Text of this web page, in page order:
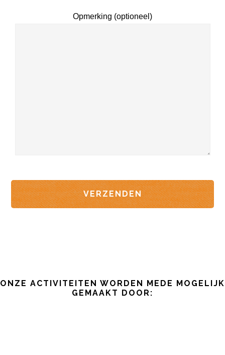
Opmerking (optioneel)
ONZE ACTIVITEITEN WORDEN MEDE MOGELIJK
GEMAAKT DOOR: